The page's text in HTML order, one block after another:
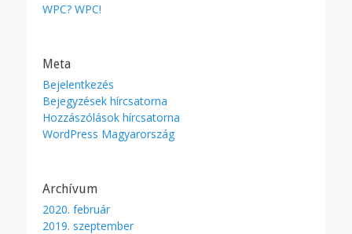
WPC? WPC!
Meta
Bejelentkezés
Bejegyzések hírcsatorna
Hozzászólások hírcsatorna
WordPress Magyarország
Archívum
2020. február
2019. szeptember